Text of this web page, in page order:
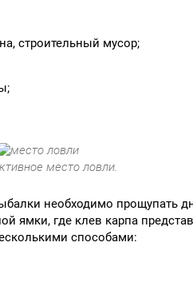
строительный мусор;
место ловли.
необходимо прощупать
ямки, где клев карпа
способами: